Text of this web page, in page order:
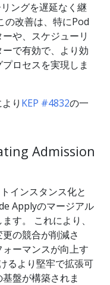
ングを遅延なく継
の改善は、特にPod
や、スケジューリ
で有効で、より効
ロセスを実現しま
り KEP #4832の一
Admission
インスタンス化と
Applyのマージアル
す。 これにより、
の競合が削減さ
ーマンスが向上す
るより堅牢で拡張可
盤が構築されま